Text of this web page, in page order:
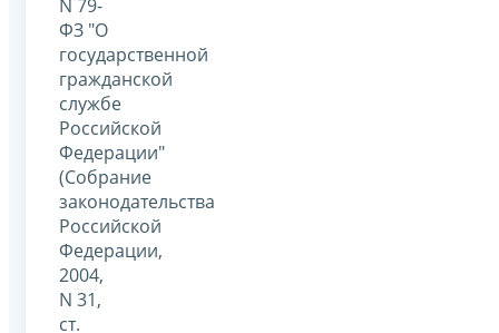
N 79-
ФЗ "О
государственной
гражданской
службе
Российской
Федерации"
(Собрание
законодательства
Российской
Федерации,
2004,
N 31,
ст.